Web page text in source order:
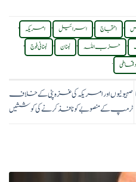
, احتجاج , اسرائیل , امریکہ ,
, حزب اللہ , لبنان , لبنانی فوج ,
قماطی
.
صہیونیوں اور امریکہ کی غزہ پٹی کے خلاف
ٹرمپ کے منصوبے کو نافذ کرنے کی کوششیں